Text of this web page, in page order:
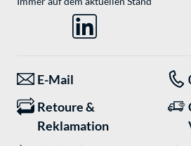
E-Mail
Retoure &
Reklamation